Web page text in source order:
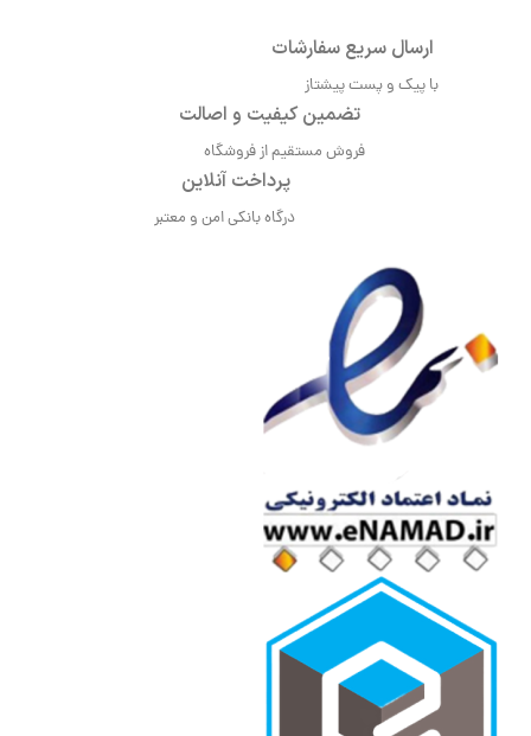
ارسال سریع سفارشات
با پیک و پست پیشتاز
تضمین کیفیت و اصالت
فروش مستقیم از فروشگاه
پرداخت آنلاین
درگاه بانکی امن و معتبر